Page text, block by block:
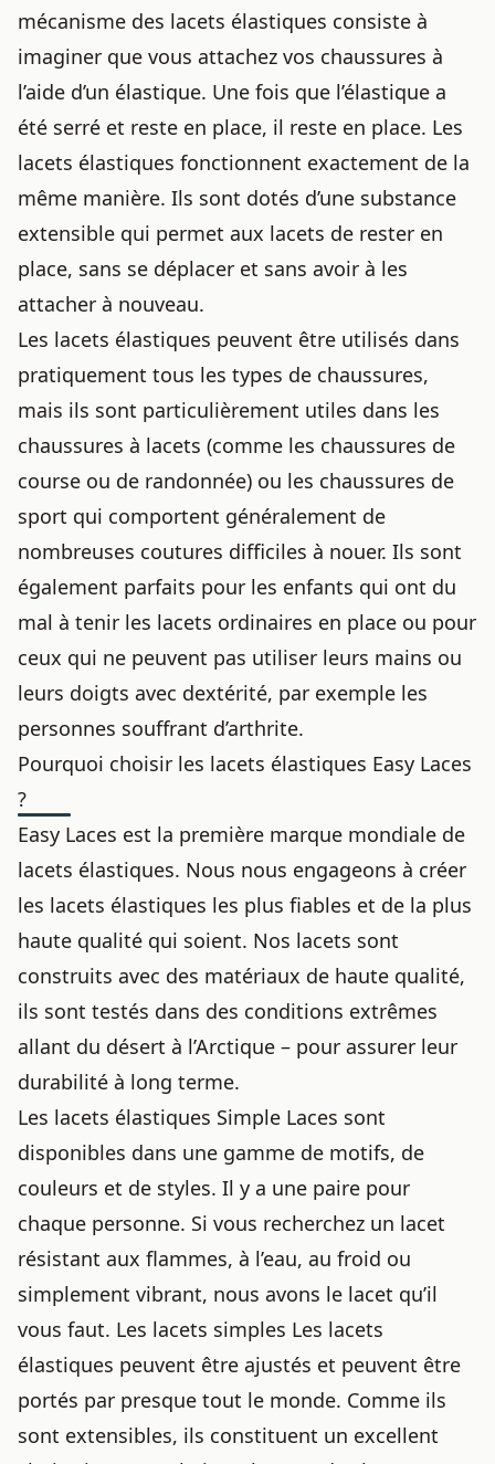
mécanisme des lacets élastiques consiste à
imaginer que vous attachez vos chaussures à
l’aide d’un élastique. Une fois que l’élastique a
été serré et reste en place, il reste en place. Les
lacets élastiques fonctionnent exactement de la
même manière. Ils sont dotés d’une substance
extensible qui permet aux lacets de rester en
place, sans se déplacer et sans avoir à les
attacher à nouveau.
Les lacets élastiques peuvent être utilisés dans
pratiquement tous les types de chaussures,
mais ils sont particulièrement utiles dans les
chaussures à lacets (comme les chaussures de
course ou de randonnée) ou les chaussures de
sport qui comportent généralement de
nombreuses coutures difficiles à nouer. Ils sont
également parfaits pour les enfants qui ont du
mal à tenir les lacets ordinaires en place ou pour
ceux qui ne peuvent pas utiliser leurs mains ou
leurs doigts avec dextérité, par exemple les
personnes souffrant d’arthrite.
Pourquoi choisir les lacets élastiques Easy Laces
?
Easy Laces est la première marque mondiale de
lacets élastiques. Nous nous engageons à créer
les lacets élastiques les plus fiables et de la plus
haute qualité qui soient. Nos lacets sont
construits avec des matériaux de haute qualité,
ils sont testés dans des conditions extrêmes
allant du désert à l’Arctique – pour assurer leur
durabilité à long terme.
Les lacets élastiques Simple Laces sont
disponibles dans une gamme de motifs, de
couleurs et de styles. Il y a une paire pour
chaque personne. Si vous recherchez un lacet
résistant aux flammes, à l’eau, au froid ou
simplement vibrant, nous avons le lacet qu’il
vous faut. Les lacets simples Les lacets
élastiques peuvent être ajustés et peuvent être
portés par presque tout le monde. Comme ils
sont extensibles, ils constituent un excellent